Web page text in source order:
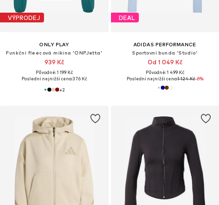
VÝPRODEJ
ONLY PLAY
Funkční fleecová mikina 'ONPJetta'
939 Kč
Původně: 1 199 Kč
Poslední nejnižší cena:376 Kč
+2
DEAL
ADIDAS PERFORMANCE
Sportovní bunda 'Studio'
Od 1 049 Kč
Původně: 1 499 Kč
Poslední nejnižší cena:1 124 Kč-6%